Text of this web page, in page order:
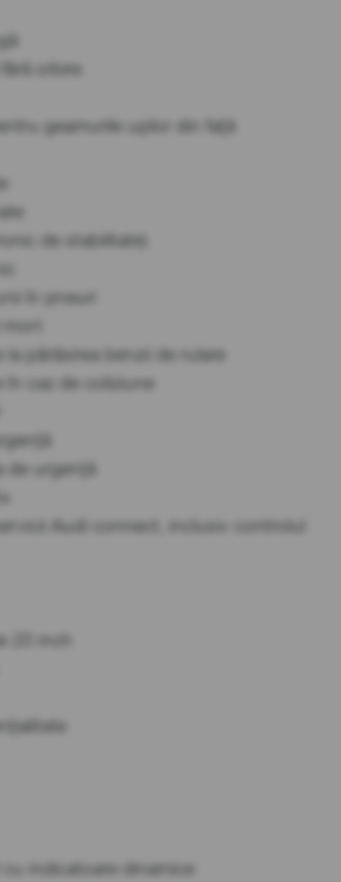
orbire
geamurile ușilor din față
de stabilitate)
în pneuri
la părăsirea benzii de rulare
în caz de coliziune
de urgență
Audi connect, inclusiv controlul
20 inch
cu indicatoare dinamice